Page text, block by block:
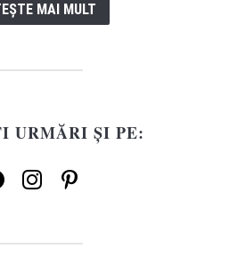
MAI MULT
URMĂRI ȘI PE:
instagrampinterest